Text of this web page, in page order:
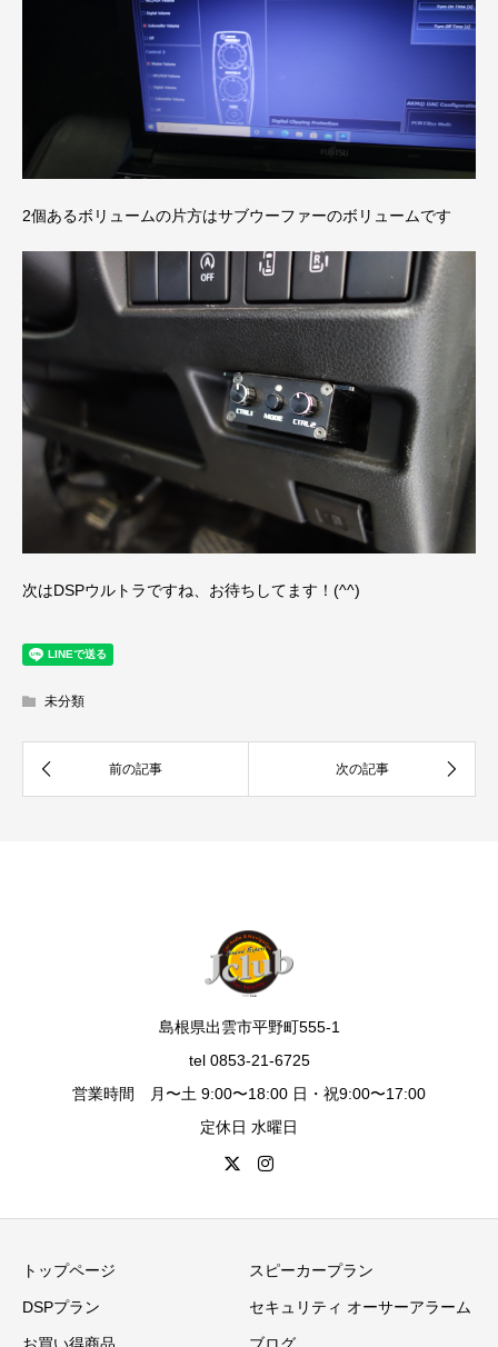
2個あるボリュームの片方はサブウーファーのボリュームです
次はDSPウルトラですね、お待ちしてます！(^^)
未分類
島根県出雲市平野町555-1
tel 0853-21-6725
営業時間 月〜土 9:00〜18:00 日・祝9:00〜17:00
定休日 水曜日
トップページ スピーカープラン
DSPプラン セキュリティ オーサーアラーム